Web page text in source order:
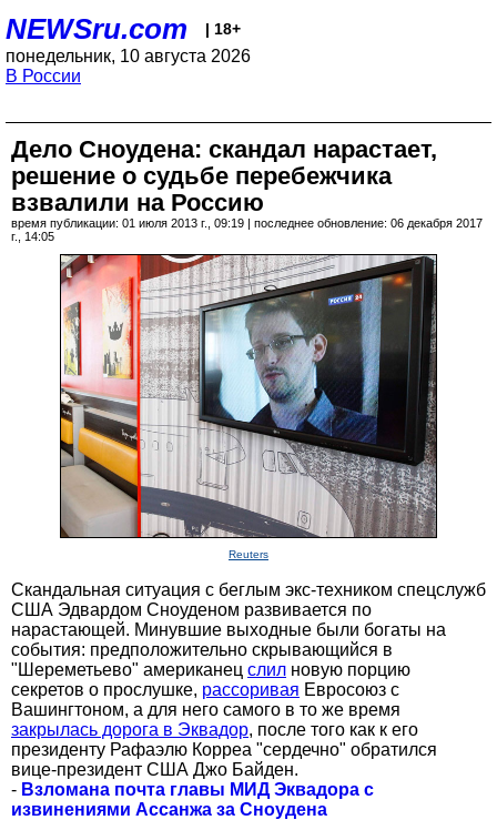
NEWSru.com | 18+
понедельник, 10 августа 2026
В России
Дело Сноудена: скандал нарастает,
решение о судьбе перебежчика
взвалили на Россию
время публикации: 01 июля 2013 г., 09:19 | последнее обновление: 06 декабря 2017
г., 14:05
Reuters
Скандальная ситуация с беглым экс-техником спецслужб
США Эдвардом Сноуденом развивается по
нарастающей. Минувшие выходные были богаты на
события: предположительно скрывающийся в
"Шереметьево" американец слил новую порцию
секретов о прослушке, рассоривая Евросоюз с
Вашингтоном, а для него самого в то же время
закрылась дорога в Эквадор, после того как к его
президенту Рафаэлю Корреа "сердечно" обратился
вице-президент США Джо Байден.
- Взломана почта главы МИД Эквадора с
извинениями Ассанжа за Сноудена